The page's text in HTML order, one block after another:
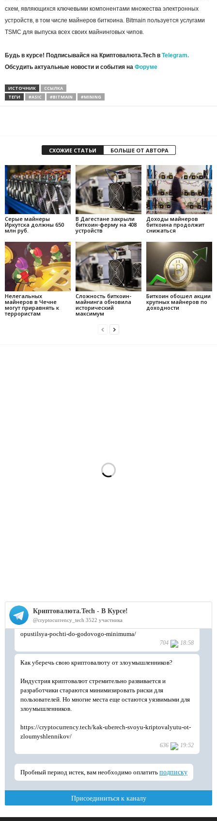
схем, являющихся ключевыми компонентами множества электронных
устройств, в том числе майнеров биткоина. Bitmain пользуется услугами
TSMC для выпуска всех своих майнинговых чипов.
Будь в курсе! Подписывайся на Криптовалюта.Tech в Telegram.
Обсудить актуальные новости и события на Форуме
ИСТОЧНИК
ССЫЛКА
ТЕГИ
#ASIC #BITMAIN #MINING
СХОЖИЕ СТАТЬИ БОЛЬШЕ ОТ АВТОРА
Серые майнеры
Иркутска должны 650
млн руб.
В Дагестане закрыли
биткоин-ферму на 408
устройств
Доходы майнеров
биткоина продолжит
снижаться
Нелегальных
майнеров в Чечне
могут приравнять к
террористам
Сложность биткоин-
майнинга обновила
исторический
максимум
Биткоин обошел акции
крупных майнеров по
доходности